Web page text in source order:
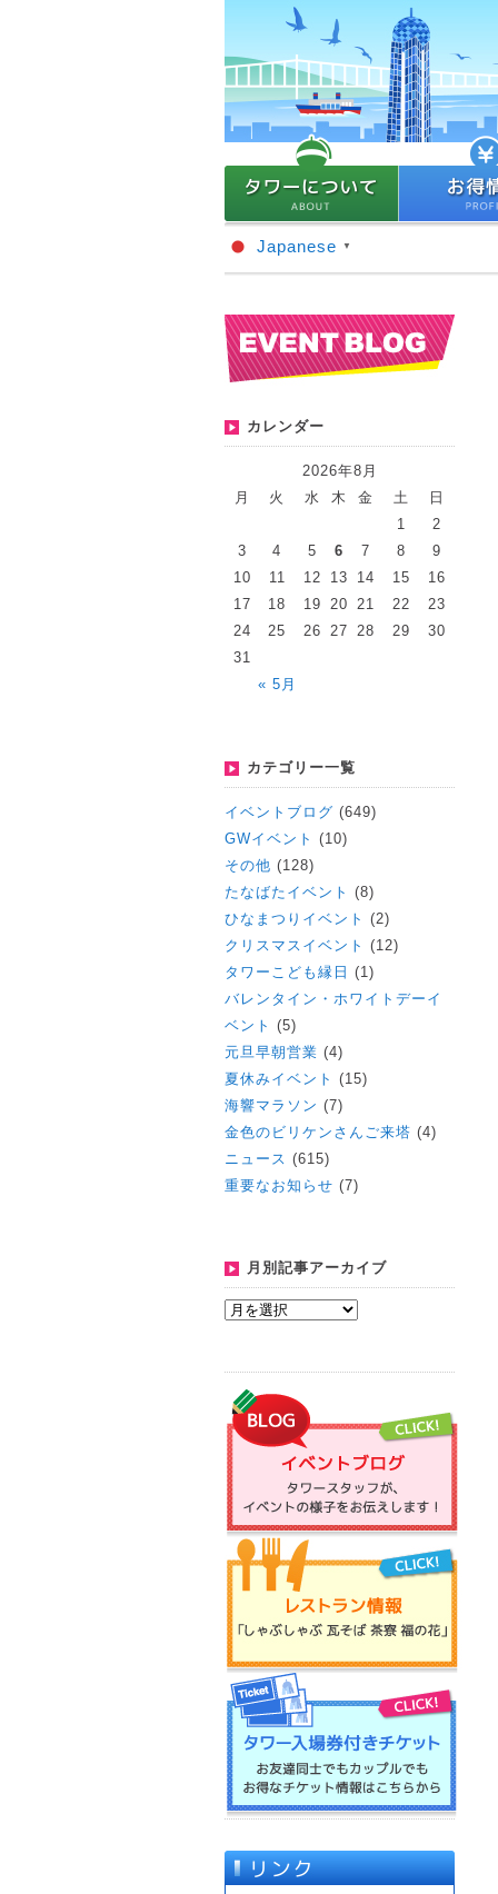
Japanese ▼
カレンダー
2026年8月
月
火 水 木 金 土 日
« 5月
1
2
3
4 5 6 7 8
9
10
11 12 13 14 15
16
17
18 19 20 21 22
23
24
25 26 27 28 29
30
31
カテゴリー一覧
イベントブログ (649)
GWイベント (10)
その他 (128)
たなばたイベント (8)
ひなまつりイベント (2)
クリスマスイベント (12)
タワーこども縁日 (1)
バレンタイン・ホワイトデーイ
ベント (5)
元旦早朝営業 (4)
夏休みイベント (15)
海響マラソン (7)
金色のビリケンさんご来塔 (4)
ニュース (615)
重要なお知らせ (7)
月別記事アーカイブ